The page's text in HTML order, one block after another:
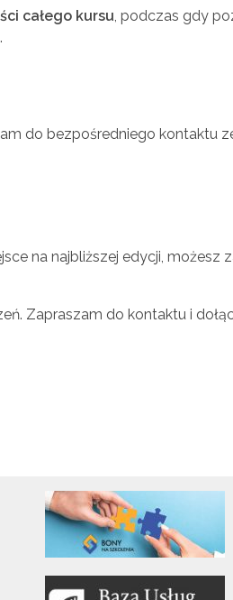
całego kursu, podczas gdy
do bezpośredniego kontaktu
na najbliższej edycji, możesz
Zapraszam do kontaktu i